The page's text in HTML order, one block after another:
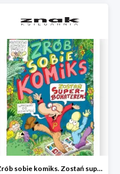
Zrób sobie komiks. Zostań superbohaterem